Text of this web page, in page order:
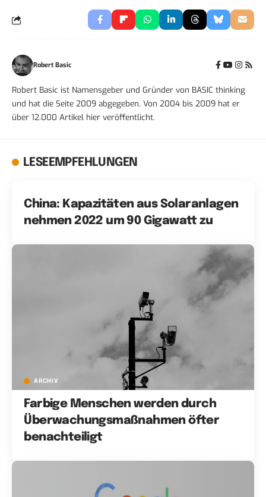
Robert Basic
Robert Basic ist Namensgeber und Gründer von BASIC thinking
und hat die Seite 2009 abgegeben. Von 2004 bis 2009 hat er
über 12.000 Artikel hier veröffentlicht.
LESEEMPFEHLUNGEN
China: Kapazitäten aus Solaranlagen
nehmen 2022 um 90 Gigawatt zu
ARCHIV
Farbige Menschen werden durch
Überwachungsmaßnahmen öfter
benachteiligt